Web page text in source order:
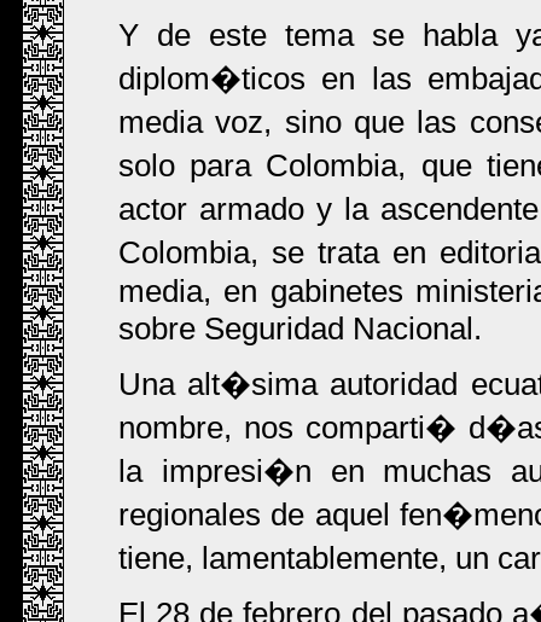
Y de este tema se habla
diplom�ticos en las
media voz, sino que las
solo para Colombia, que
actor armado y la
Colombia, se trata en
media, en gabinetes
sobre Seguridad Nacional.
Una alt�sima autoridad
nombre, nos comparti�
la impresi�n en muchas
regionales de aquel
tiene, lamentablemente, un
El 28 de febrero del pasado